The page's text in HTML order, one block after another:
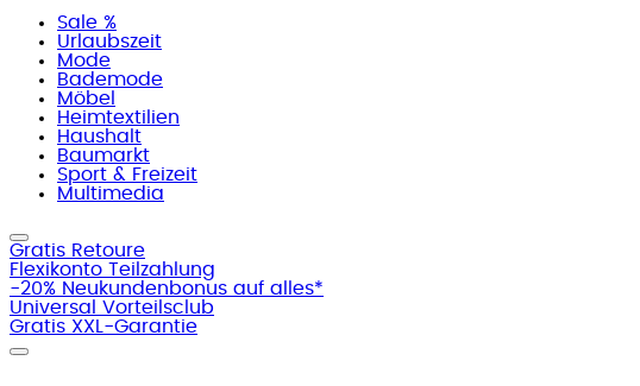
Sale %
Urlaubszeit
Mode
Bademode
Möbel
Heimtextilien
Haushalt
Baumarkt
Sport & Freizeit
Multimedia
Gratis Retoure
Flexikonto Teilzahlung
-20% Neukundenbonus auf alles*
Universal Vorteilsclub
Gratis XXL-Garantie